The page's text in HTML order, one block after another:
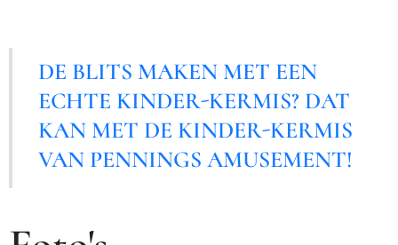
DE BLITS MAKEN MET EEN
ECHTE KINDER-KERMIS? DAT
KAN MET DE KINDER-KERMIS
VAN PENNINGS AMUSEMENT!